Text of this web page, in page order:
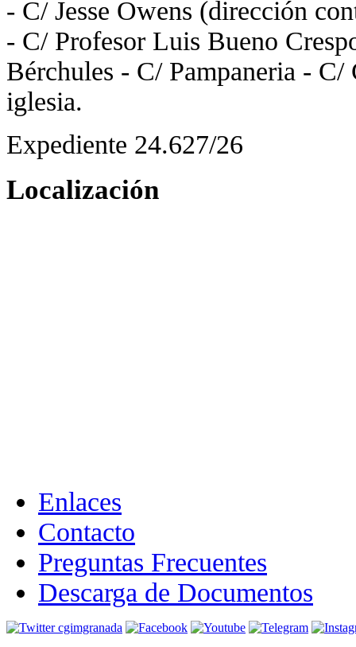
- C/ Jesse Owens (dirección
- C/ Profesor Luis Bueno
Bérchules - C/ Pampaneria -
iglesia.
Expediente 24.627/26
Localización
Enlaces
Contacto
Preguntas Frecuentes
Descarga de Documentos